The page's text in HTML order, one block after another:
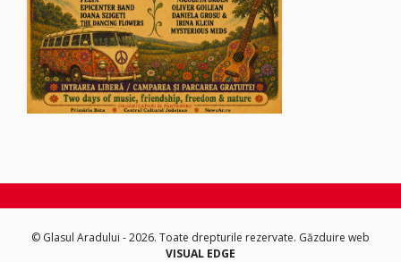
© Glasul Aradului - 2026. Toate drepturile rezervate. Găzduire web
VISUAL EDGE